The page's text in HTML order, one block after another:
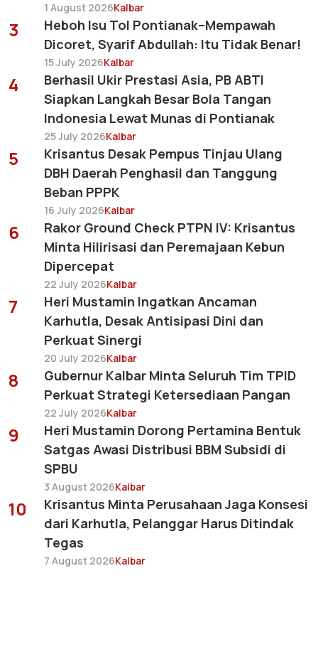
1 August 2026Kalbar
3
Heboh Isu Tol Pontianak–Mempawah
Dicoret, Syarif Abdullah: Itu Tidak Benar!
15 July 2026Kalbar
4
Berhasil Ukir Prestasi Asia, PB ABTI
Siapkan Langkah Besar Bola Tangan
Indonesia Lewat Munas di Pontianak
25 July 2026Kalbar
5
Krisantus Desak Pempus Tinjau Ulang
DBH Daerah Penghasil dan Tanggung
Beban PPPK
16 July 2026Kalbar
6
Rakor Ground Check PTPN IV: Krisantus
Minta Hilirisasi dan Peremajaan Kebun
Dipercepat
22 July 2026Kalbar
7
Heri Mustamin Ingatkan Ancaman
Karhutla, Desak Antisipasi Dini dan
Perkuat Sinergi
20 July 2026Kalbar
8
Gubernur Kalbar Minta Seluruh Tim TPID
Perkuat Strategi Ketersediaan Pangan
22 July 2026Kalbar
9
Heri Mustamin Dorong Pertamina Bentuk
Satgas Awasi Distribusi BBM Subsidi di
SPBU
3 August 2026Kalbar
10
Krisantus Minta Perusahaan Jaga Konsesi
dari Karhutla, Pelanggar Harus Ditindak
Tegas
7 August 2026Kalbar